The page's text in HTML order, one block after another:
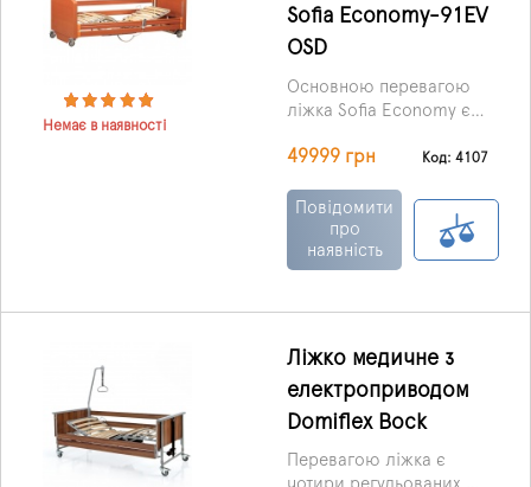
здійснюється за
допомогою пульта
дистанційного
керування.
Немає в наявності
Sofia Economy-91EV
OSD
Основною перевагою
ліжка Sofia Economy є
допомогою якого
регулювання загальної
висоти ліжка, кута
нахилу ножний,
головний секцій.
49999 грн Код: 4107
Повідомити
про
наявність
Ліжко медичне з
електроприводом
Domiflex Bock
Перевагою ліжка є